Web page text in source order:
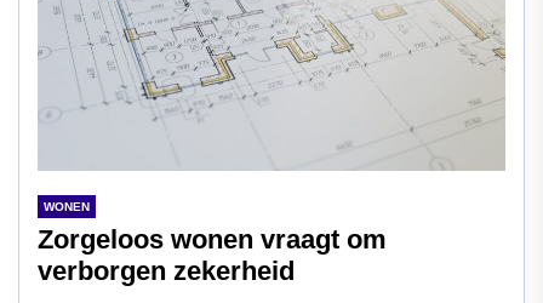
WONEN
Zorgeloos wonen vraagt om
verborgen zekerheid